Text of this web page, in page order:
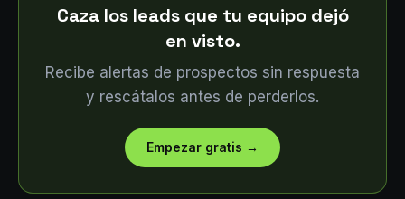
Caza los leads que tu equipo dejó
en visto.
Recibe alertas de prospectos sin respuesta
y rescátalos antes de perderlos.
Empezar gratis →